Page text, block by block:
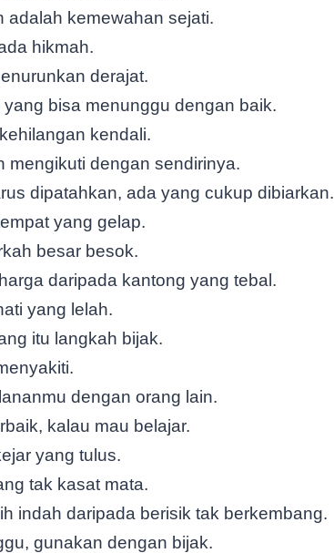
adalah kemewahan sejati.
hikmah.
derajat.
bisa menunggu dengan baik.
kendali.
mengikuti dengan sendirinya.
dipatahkan, ada yang cukup dibiarkan.
yang gelap.
besar besok.
daripada kantong yang tebal.
yang lelah.
itu langkah bijak.
dengan orang lain.
kalau mau belajar.
yang tulus.
tak kasat mata.
indah daripada berisik tak berkembang.
gunakan dengan bijak.